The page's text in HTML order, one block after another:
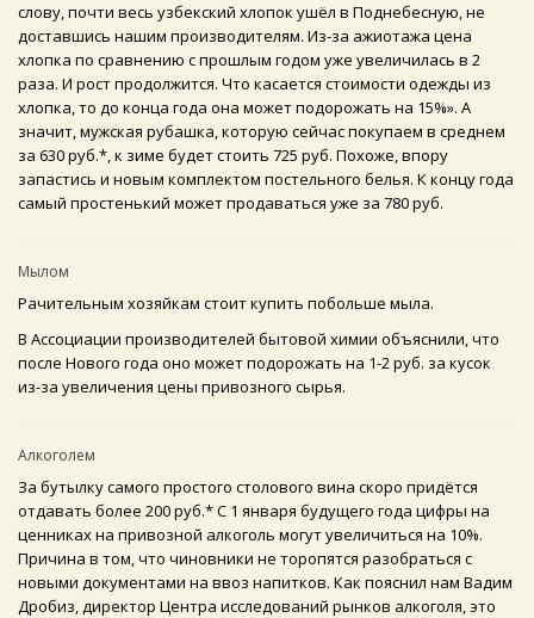
слову, почти весь узбекский хлопок ушёл в Поднебесную, не
доставшись нашим производителям. Из-за ажиотажа цена
хлопка по сравнению с прошлым годом уже увеличилась в 2
раза. И рост продолжится. Что касается стоимости одежды из
хлопка, то до конца года она может подорожать на 15%». А
значит, мужская рубашка, которую сейчас покупаем в среднем
за 630 руб.*, к зиме будет стоить 725 руб. Похоже, впору
запастись и новым комплектом постельного белья. К концу года
самый простенький может продаваться уже за 780 руб.
Мылом
Рачительным хозяйкам стоит купить побольше мыла.
В Ассоциации производителей бытовой химии объяснили, что
после Нового года оно может подорожать на 1-2 руб. за кусок
из-за увеличения цены привозного сырья.
Алкоголем
За бутылку самого простого столового вина скоро придётся
отдавать более 200 руб.* C 1 января будущего года цифры на
ценниках на привозной алкоголь могут увеличиться на 10%.
Причина в том, что чиновники не торопятся разобраться с
новыми документами на ввоз напитков. Как пояснил нам Вадим
Дробиз, директор Центра исследований рынков алкоголя, это